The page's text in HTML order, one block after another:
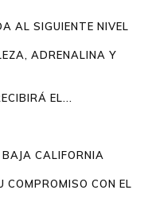
AL SIGUIENTE NIVEL
ADRENALINA Y
EL...
CALIFORNIA
COMPROMISO CON EL